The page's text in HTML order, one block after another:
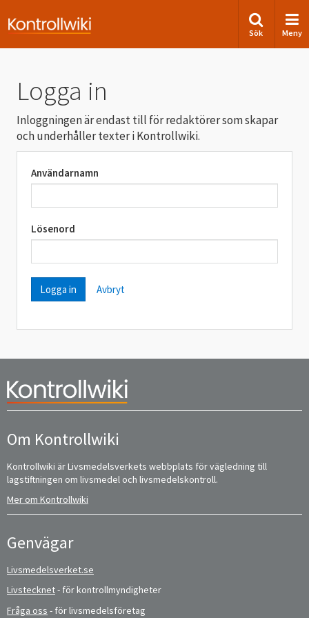
Sök Meny
Logga in
Inloggningen är endast till för redaktörer som skapar
och underhåller texter i Kontrollwiki.
Användarnamn
Lösenord
Avbryt
Om Kontrollwiki
Kontrollwiki är Livsmedelsverkets webbplats för vägledning till
lagstiftningen om livsmedel och livsmedelskontroll.
Mer om Kontrollwiki
Genvägar
Livsmedelsverket.se
Livstecknet- för kontrollmyndigheter
Fråga oss - för livsmedelsföretag